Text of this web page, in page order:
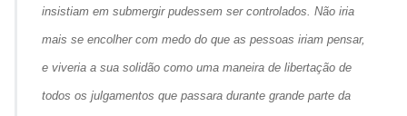
insistiam em submergir pudessem ser controlados. Não iria
mais se encolher com medo do que as pessoas iriam pensar,
e viveria a sua solidão como uma maneira de libertação de
todos os julgamentos que passara durante grande parte da